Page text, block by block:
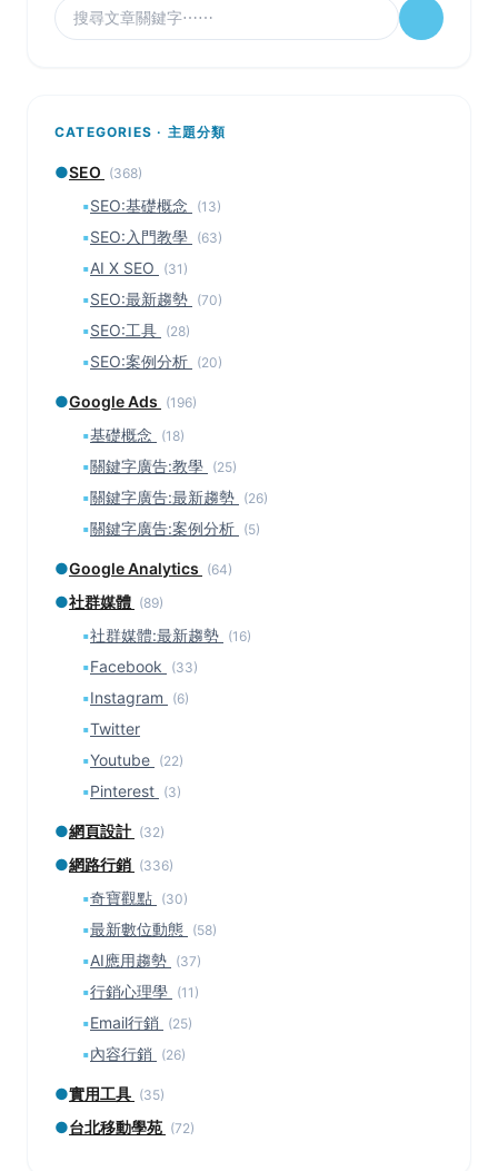
CATEGORIES · 主題分類
●SEO (368)
▪SEO:基礎概念 (13)
▪SEO:入門教學 (63)
▪AI X SEO (31)
▪SEO:最新趨勢 (70)
▪SEO:工具 (28)
▪SEO:案例分析 (20)
●Google Ads (196)
▪基礎概念 (18)
▪關鍵字廣告:教學 (25)
▪關鍵字廣告:最新趨勢 (26)
▪關鍵字廣告:案例分析 (5)
●Google Analytics (64)
●社群媒體 (89)
▪社群媒體:最新趨勢 (16)
▪Facebook (33)
▪Instagram (6)
▪Twitter
▪Youtube (22)
▪Pinterest (3)
●網頁設計 (32)
●網路行銷 (336)
▪奇寶觀點 (30)
▪最新數位動態 (58)
▪AI應用趨勢 (37)
▪行銷心理學 (11)
▪Email行銷 (25)
▪內容行銷 (26)
●實用工具 (35)
●台北移動學苑 (72)